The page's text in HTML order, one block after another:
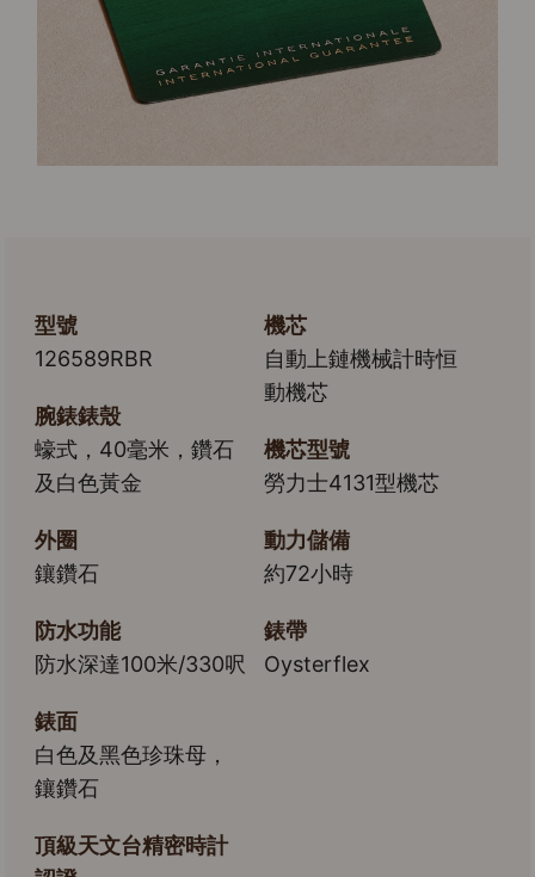
型號
126589RBR
腕錶錶殼
蠔式，40毫米，鑽石
及白色黃金
外圈
鑲鑽石
防水功能
防水深達100米/330呎
機芯
自動上鏈機械計時恒
動機芯
機芯型號
勞力士4131型機芯
動力儲備
約72小時
錶帶
Oysterflex
錶面
白色及黑色珍珠母，
鑲鑽石
頂級天文台精密時計